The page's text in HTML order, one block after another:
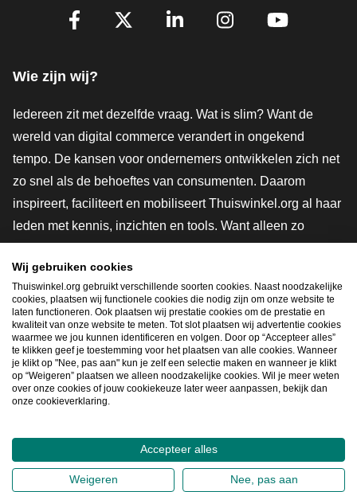
Volg je ons al?
Wie zijn wij?
Iedereen zit met dezelfde vraag. Wat is slim? Want de
wereld van digital commerce verandert in ongekend
tempo. De kansen voor ondernemers ontwikkelen zich net
zo snel als de behoeftes van consumenten. Daarom
inspireert, faciliteert en mobiliseert Thuiswinkel.org al haar
leden met kennis, inzichten en tools. Want alleen zo
innovatievere toekomst. Dus groei ook mee en maak
shoppen slimmer.
Lid worden
Snel navigeren
2026©Thuiswinkel.org
Wij gebruiken cookies
Thuiswinkel.org gebruikt verschillende soorten cookies. Naast noodzakelijke
cookies, plaatsen wij functionele cookies die nodig zijn om onze website te
laten functioneren. Ook plaatsen wij prestatie cookies om de prestatie en
kwaliteit van onze website te meten. Tot slot plaatsen wij advertentie cookies
waarmee we jou kunnen identificeren en volgen. Door op “Accepteer alles”
te klikken geef je toestemming voor het plaatsen van alle cookies. Wanneer
je klikt op "Nee, pas aan" kun je zelf een selectie maken en wanneer je klikt
op “Weigeren” plaatsen we alleen noodzakelijke cookies. Wil je meer weten
over onze cookies of jouw cookiekeuze later weer aanpassen, bekijk dan
onze cookieverklaring.
Accepteer alles
Weigeren Nee, pas aan